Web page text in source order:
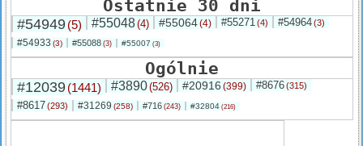
Ostatnie 30 dni
#54949(5) #55048(4) #55064(4) #55271(4) #54964(3)
#54933 (3) #55088 (3) #55007 (3)
Ogólnie
#12039(1441) #3890(526) #20916 (399) #8676(315)
#8617(293) #31269 (258) #716 (243) #32804 (216)